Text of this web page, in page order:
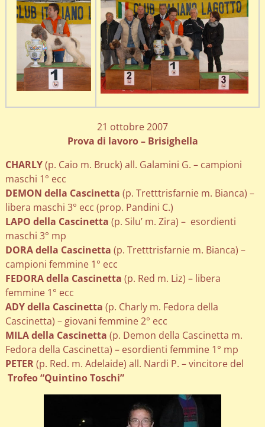
21 ottobre 2007
Prova di lavoro – Brisighella
CHARLY(p. Caio m. Bruck) all. Galamini G. – campioni
maschi 1° ecc
DEMON della Cascinetta (p. Tretttrisfarnie m. Bianca) –
libera maschi 3° ecc (prop. Pandini C.)
LAPO della Cascinetta (p. Silu’ m. Zira) – esordienti
maschi 3° mp
DORA della Cascinetta (p. Tretttrisfarnie m. Bianca) –
campioni femmine 1° ecc
FEDORA della Cascinetta (p. Red m. Liz) – libera
femmine 1° ecc
ADY della Cascinetta (p. Charly m. Fedora della
Cascinetta) – giovani femmine 2° ecc
MILA della Cascinetta (p. Demon della Cascinetta m.
Fedora della Cascinetta) – esordienti femmine 1° mp
PETER(p. Red. m. Adelaide) all. Nardi P. – vincitore del
Trofeo “Quintino Toschi”